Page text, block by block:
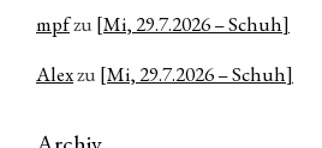
mpfzu [Mi, 29.7.2026 – Schuh]
Alexzu [Mi, 29.7.2026 – Schuh]